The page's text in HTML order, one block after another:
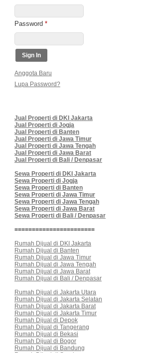
Password *
Anggota Baru
Lupa Password?
Jual Properti di DKI Jakarta
Jual Properti di Jogja
Jual Properti di Banten
Jual Properti di Jawa Timur
Jual Properti di Jawa Tengah
Jual Properti di Jawa Barat
Jual Properti di Bali / Denpasar
Sewa Properti di DKI Jakarta
Sewa Properti di Jogja
Sewa Properti di Banten
Sewa Properti di Jawa Timur
Sewa Properti di Jawa Tengah
Sewa Properti di Jawa Barat
Sewa Properti di Bali / Denpasar
=======================
Rumah Dijual di DKI Jakarta
Rumah Dijual di Banten
Rumah Dijual di Jawa Timur
Rumah Dijual di Jawa Tengah
Rumah Dijual di Jawa Barat
Rumah Dijual di Bali / Denpasar
Rumah Dijual di Jakarta Utara
Rumah Dijual di Jakarta Selatan
Rumah Dijual di Jakarta Barat
Rumah Dijual di Jakarta Timur
Rumah Dijual di Depok
Rumah Dijual di Tangerang
Rumah Dijual di Bekasi
Rumah Dijual di Bogor
Rumah Dijual di Bandung